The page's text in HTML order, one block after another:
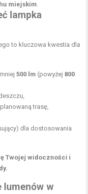
miejskim.
lampka
to kluczowa kwestia dla
500 lm (powyżej 800
trasę,
dla dostosowania
Twojej widoczności i
lumenów w